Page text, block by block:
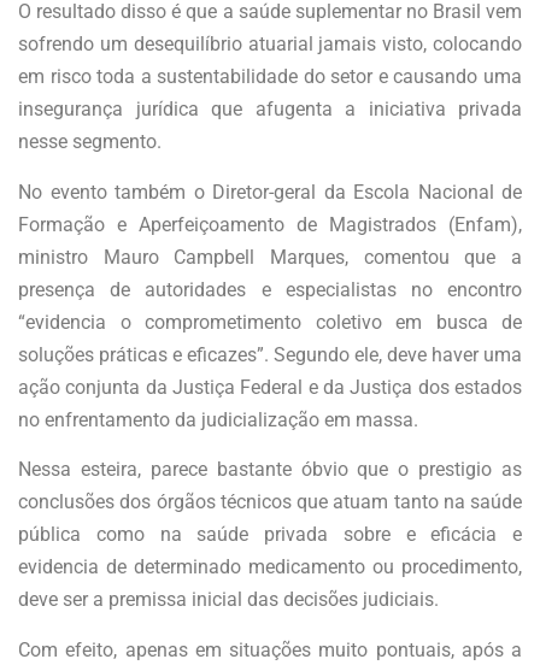
O resultado disso é que a saúde suplementar no Brasil vem
sofrendo um desequilíbrio atuarial jamais visto, colocando
em risco toda a sustentabilidade do setor e causando uma
insegurança jurídica que afugenta a iniciativa privada
nesse segmento.
No evento também o Diretor-geral da Escola Nacional de
Formação e Aperfeiçoamento de Magistrados (Enfam),
ministro Mauro Campbell Marques, comentou que a
presença de autoridades e especialistas no encontro
“evidencia o comprometimento coletivo em busca de
soluções práticas e eficazes”. Segundo ele, deve haver uma
ação conjunta da Justiça Federal e da Justiça dos estados
no enfrentamento da judicialização em massa.
Nessa esteira, parece bastante óbvio que o prestigio as
conclusões dos órgãos técnicos que atuam tanto na saúde
pública como na saúde privada sobre e eficácia e
evidencia de determinado medicamento ou procedimento,
deve ser a premissa inicial das decisões judiciais.
Com efeito, apenas em situações muito pontuais, após a